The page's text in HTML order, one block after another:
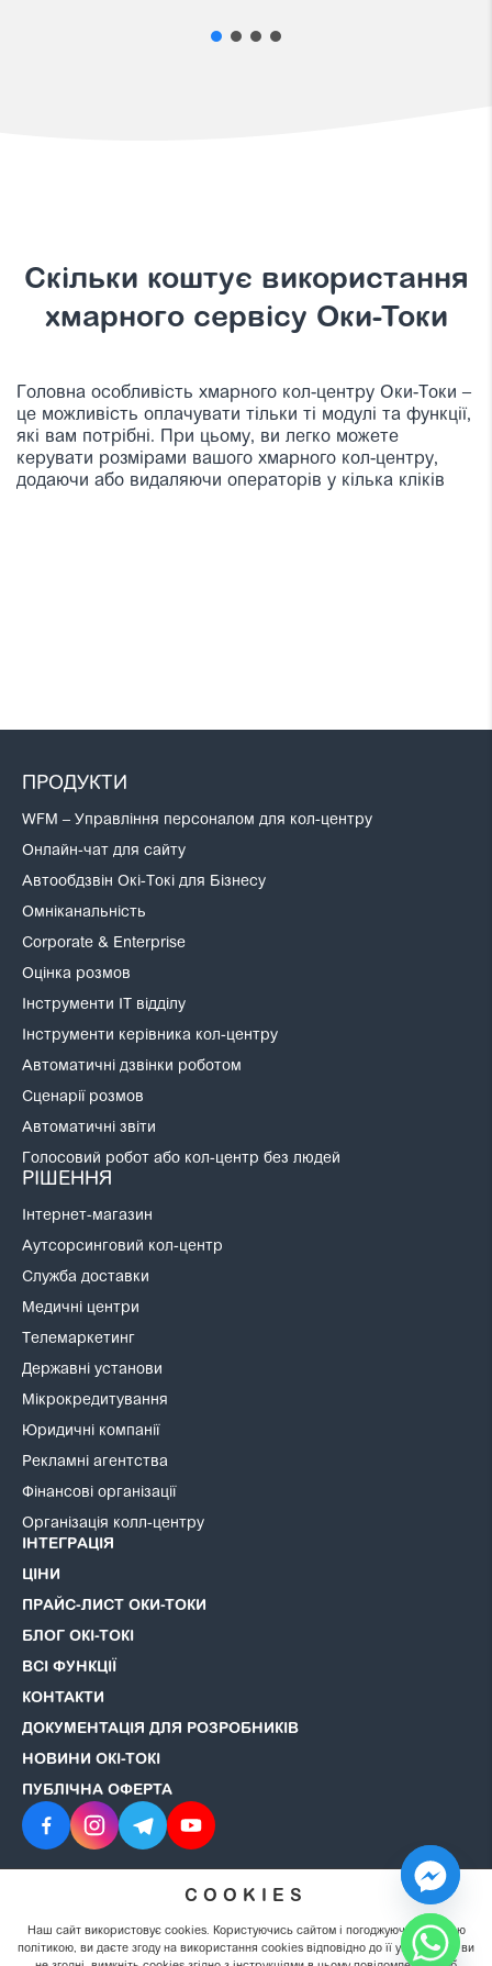
Скільки коштує використання
хмарного сервісу Оки-Токи
Головна особливість хмарного кол-центру Оки-Токи –
це можливість оплачувати тільки ті модулі та функції,
які вам потрібні. При цьому, ви легко можете
керувати розмірами вашого хмарного кол-центру,
додаючи або видаляючи операторів у кілька кліків
ПРОДУКТИ
WFM – Управління персоналом для кол-центру
Онлайн-чат для сайту
Автообдзвін Окі-Токі для Бізнесу
Омніканальність
Corporate & Enterprise
Оцінка розмов
Інструменти IT відділу
Інструменти керівника кол-центру
Автоматичні дзвінки роботом
Сценарії розмов
Автоматичні звіти
Голосовий робот або кол-центр без людей
РІШЕННЯ
Інтернет-магазин
Аутсорсинговий кол-центр
Служба доставки
Медичні центри
Телемаркетинг
Державні установи
Мікрокредитування
Юридичні компанії
Рекламні агентства
Фінансові організації
Організація колл-центру
ІНТЕГРАЦІЯ
ЦІНИ
ПРАЙС-ЛИСТ ОКИ-ТОКИ
БЛОГ ОКІ-ТОКІ
ВСІ ФУНКЦІЇ
КОНТАКТИ
ДОКУМЕНТАЦІЯ ДЛЯ РОЗРОБНИКІВ
НОВИНИ ОКІ-ТОКІ
ПУБЛІЧНА ОФЕРТА
© 2008–2026 ОКІ-ТОКІ. Всі права захищені.
конфіденційності
COOKIES
Наш сайт використовує cookies. Користуючись сайтом і погоджуючись із цією
політикою, ви даєте згоду на використання cookies відповідно до її умов. Якщо ви